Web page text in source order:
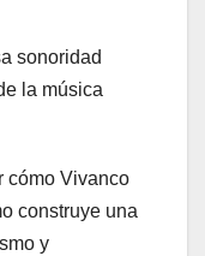
sonoridad
la música
cómo Vivanco
construye una
y